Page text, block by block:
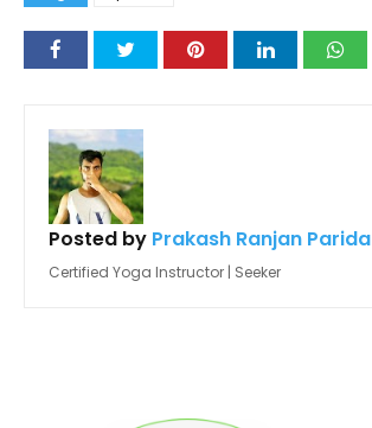
Posted by Prakash Ranjan Parida
Certified Yoga Instructor | Seeker